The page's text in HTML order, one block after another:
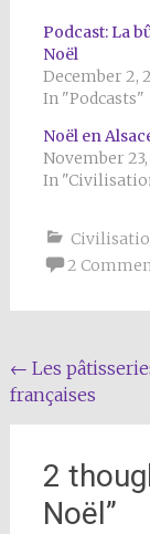
Podcast: La
Noël
December 2,
In "Podcasts"
Noël en
November 23,
In
2
Post
navigation
← Les
françaises
2
Noël ”